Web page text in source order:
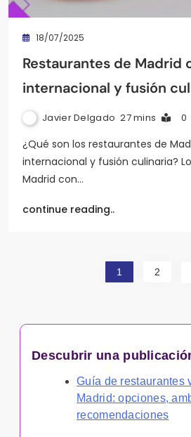
18/07/2025
Restaurantes de Madrid
internacional y fusión
Javier Delgado 27 mins 0
¿Qué son los restaurantes de
internacional y fusión culinaria?
Madrid con…
continue reading..
1 2
Descubrir una
Guía de restaurantes
Madrid: opciones,
recomendaciones